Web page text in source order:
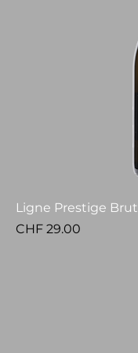
Ligne Prestige Brut
Price
CHF 29.00